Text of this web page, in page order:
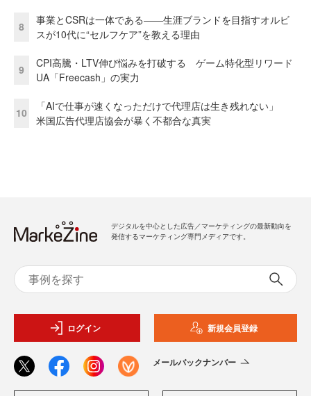
8
事業とCSRは一体である――生涯ブランドを目指すオルビ
スが10代に“セルフケア”を教える理由
9
CPI高騰・LTV伸び悩みを打破する ゲーム特化型リワード
UA「Freecash」の実力
10
「AIで仕事が速くなっただけで代理店は生き残れない」
米国広告代理店協会が暴く不都合な真実
デジタルを中心とした広告／マーケティングの最新動向を
発信するマーケティング専門メディアです。
ログイン 新規会員登録
メールバックナンバー